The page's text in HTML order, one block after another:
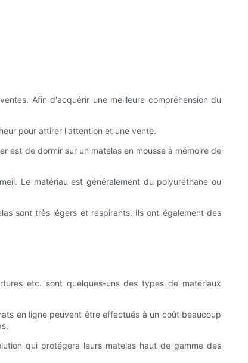
Afin d'acquérir une meilleure compréhension du
pour attirer l'attention et une vente.
est de dormir sur un matelas en mousse à mémoire de
Le matériau est généralement du polyuréthane ou
sont très légers et respirants. Ils ont également des
etc. sont quelques-uns des types de matériaux
en ligne peuvent être effectués à un coût beaucoup
qui protégera leurs matelas haut de gamme des